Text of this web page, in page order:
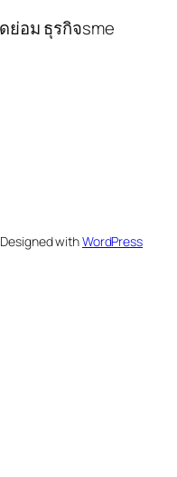
ย่อม ธุรกิจsme
Designed withWordPress